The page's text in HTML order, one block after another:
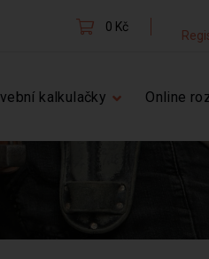
0 Kč
kalkulačky Online